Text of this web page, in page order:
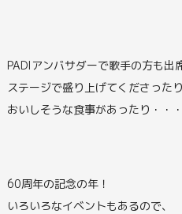
PADIアンバサダーで歌手の方も出
ステージで盛り上げてくださったり
おいしそうな食事があったり・・・
60周年の記念の年！
いろいろなイベントもあるので、